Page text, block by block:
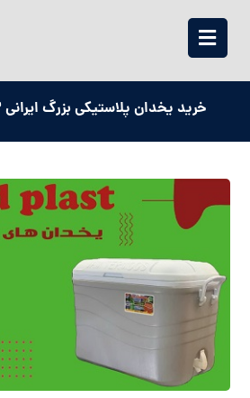
خرید یخدان پلاستیکی بزرگ ایرانی 1403 + عکس